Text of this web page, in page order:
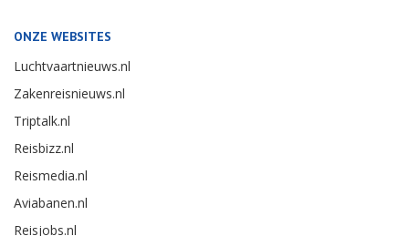
ONZE WEBSITES
Luchtvaartnieuws.nl
Zakenreisnieuws.nl
Triptalk.nl
Reisbizz.nl
Reismedia.nl
Aviabanen.nl
Reisjobs.nl